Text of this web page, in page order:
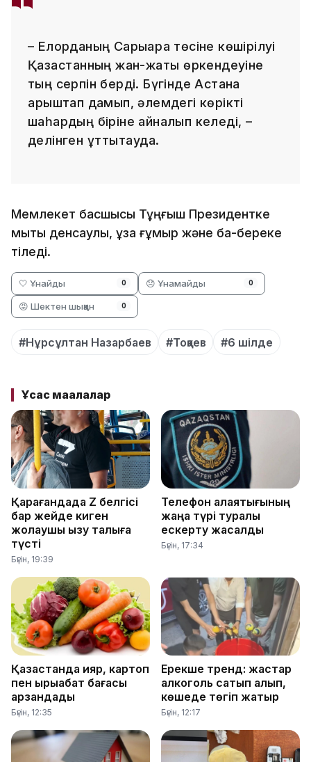
– Елорданың Сарыарқа төсіне көшірілуі
Қазақстанның жан-жақты өркендеуіне
тың серпін берді. Бүгінде Астана
қарыштап дамып, әлемдегі көрікті
шаһардың біріне айналып келеді, –
делінген құттықтауда.
Мемлекет басшысы Тұңғыш Президентке
мықты денсаулық, ұзақ ғұмыр және бақ-береке
тіледі.
🤍 Ұнайды 0 😞 Ұнамайды 0
😡 Шектен шыққан 0
#Нұрсұлтан Назарбаев #Тоқаев #6 шілде
Ұқсас мақалалар
Қарағандада Z белгісі
бар жейде киген
жолаушы қызу талқыға
түсті
Бүгін, 19:39
Телефон алаяқтығының
жаңа түрі туралы
ескерту жасалды
Бүгін, 17:34
Қазақстанда қияр, картоп
пен қырыққабат бағасы
арзандады
Бүгін, 12:35
Ерекше тренд: жастар
алкоголь сатып алып,
көшеде төгіп жатыр
Бүгін, 12:17